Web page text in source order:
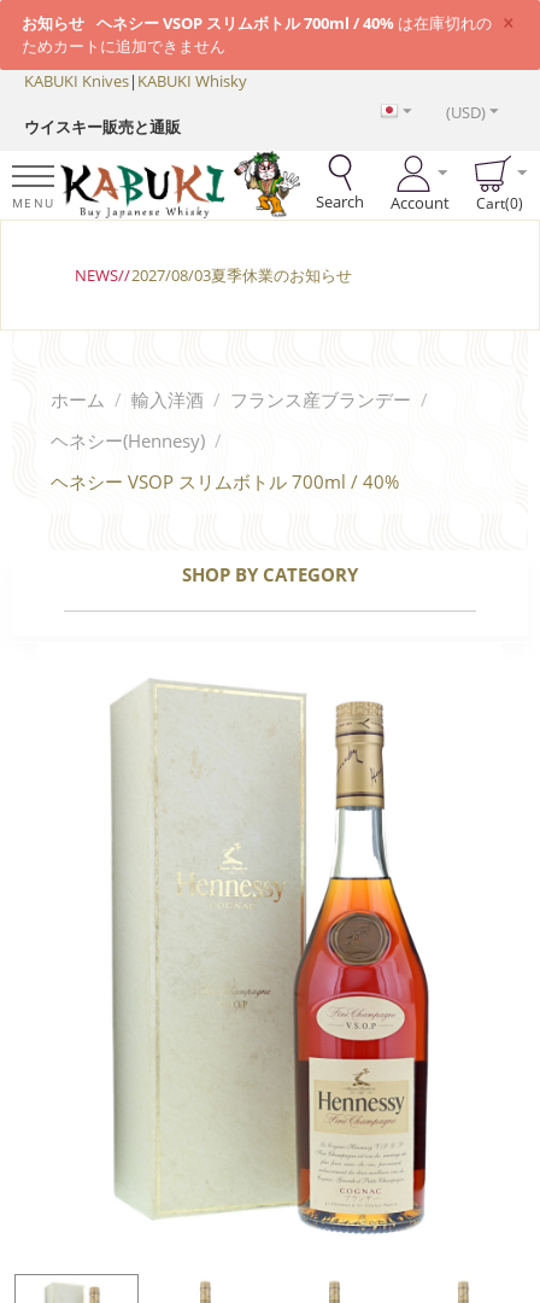
×
お知らせ ヘネシー VSOP スリムボトル 700ml / 40% は在庫切れの
ためカートに追加できません
KABUKI Knives| KABUKI Whisky
ウイスキー販売と通販
(USD)
MENU Search Account Cart(0)
NEWS//2027/08/03夏季休業のお知らせ
ホーム / 輸入洋酒 / フランス産ブランデー /
ヘネシー(Hennesy) /
ヘネシー VSOP スリムボトル 700ml / 40%
SHOP BY CATEGORY